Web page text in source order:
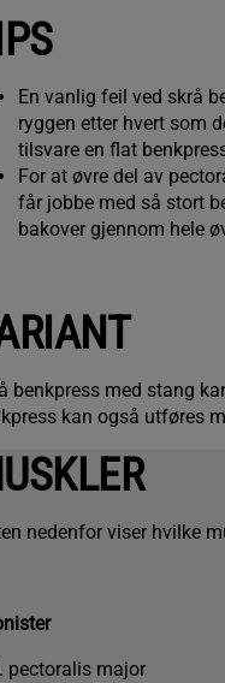
En vanlig feil ved skrå
ryggen etter hvert som
tilsvare en flat
For at øvre del av
får jobbe med så stort
bakover gjennom hele
benkpress med stang
kan også utføres
nedenfor viser hvilke
pectoralis major